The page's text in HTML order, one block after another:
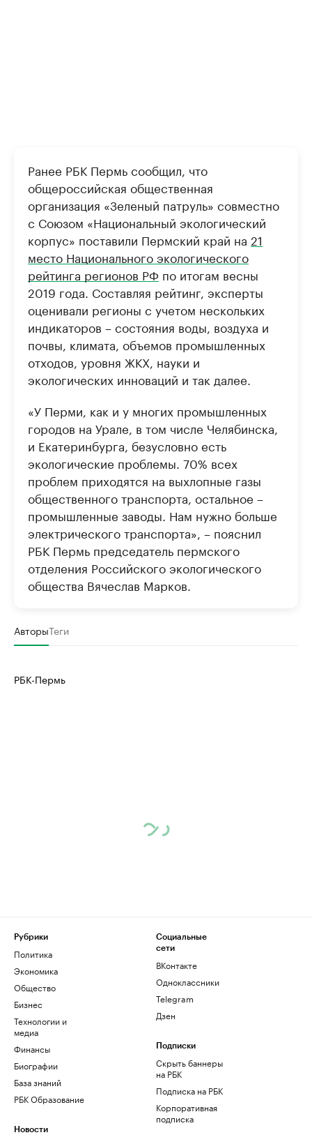
Ранее РБК Пермь сообщил, что
общероссийская общественная
организация «Зеленый патруль» совместно
с Союзом «Национальный экологический
корпус» поставили Пермский край на 21
место Национального экологического
рейтинга регионов РФ по итогам весны
2019 года. Составляя рейтинг, эксперты
оценивали регионы с учетом нескольких
индикаторов – состояния воды, воздуха и
почвы, климата, объемов промышленных
отходов, уровня ЖКХ, науки и
экологических инноваций и так далее.
«У Перми, как и у многих промышленных
городов на Урале, в том числе Челябинска,
и Екатеринбурга, безусловно есть
экологические проблемы. 70% всех
проблем приходятся на выхлопные газы
общественного транспорта, остальное –
промышленные заводы. Нам нужно больше
электрического транспорта», – пояснил
РБК Пермь председатель пермского
отделения Российского экологического
общества Вячеслав Марков.
АвторыТеги
РБК-Пермь
Рубрики
Политика
Экономика
Общество
Бизнес
Технологии и
медиа
Финансы
Биографии
База знаний
РБК Образование
Новости
Социальные
сети
ВКонтакте
Одноклассники
Telegram
Дзен
Подписки
Скрыть баннеры
на РБК
Подписка на РБК
Корпоративная
подписка